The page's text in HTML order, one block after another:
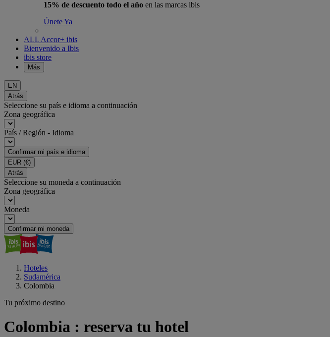
15% de descuento todo el año en las marcas ibis
Únete Ya
ALL Accor+ ibis
Bienvenido a Ibis
ibis store
Más
EN
Atrás
Seleccione su país e idioma a continuación
Zona geográfica
País / Región - Idioma
Confirmar mi país e idioma
EUR (€)
Atrás
Seleccione su moneda a continuación
Zona geográfica
Moneda
Confirmar mi moneda
Hoteles
Sudamérica
Colombia
Tu próximo destino
Colombia : reserva tu hotel